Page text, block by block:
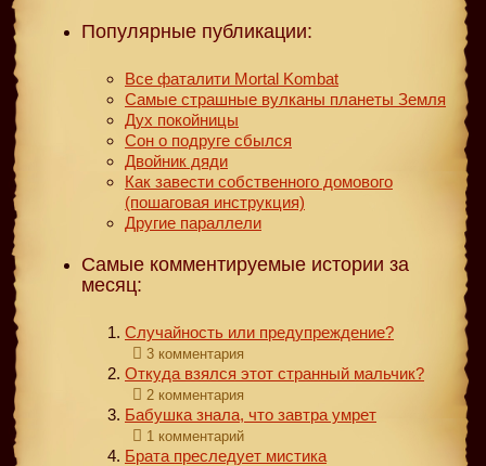
Популярные публикации:
Все фаталити Mortal Kombat
Самые страшные вулканы планеты Земля
Дух покойницы
Сон о подруге сбылся
Двойник дяди
Как завести собственного домового
(пошаговая инструкция)
Другие параллели
Самые комментируемые истории за
месяц:
Случайность или предупреждение?
3 комментария
Откуда взялся этот странный мальчик?
2 комментария
Бабушка знала, что завтра умрет
1 комментарий
Брата преследует мистика